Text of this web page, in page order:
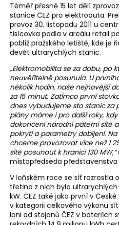
Téměř přesně 15 let dělí
stanice ČEZ pro elektroauta.
provoz 30. listopadu 2011 u
tisícovka padla v areálu retail
poblíž pražského letiště, kde je
devět ultrarychlých stanic.
„Elektromobilita se za dobu, po
neuvěřitelně posunula. U
několik hodin, naše nejnovější
za 15 minut. Zatímco první
dnes vybudujeme sto stanic za
plány máme i pro další roky,
dokončení národní páteřní sítě
pokrytí a parametry dobíjení.
chceme provozovat více než 1
sítě posunout k hranici 130 MW,“
místopředseda představenstva
V loňském roce se síť rozrostla
třetina z nich byla ultrarychlých
kW. ČEZ také jako první v
v kategorii celkového výkonu
loni od stojanů ČEZ v bateriích